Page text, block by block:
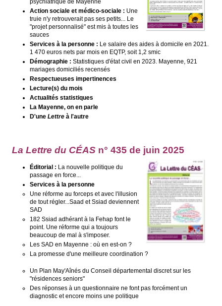
psychiatrique de Mayenne
Action sociale et médico-sociale : Une
truie n'y retrouverait pas ses petits... Le
"projet personnalisé" est mis à toutes les
sauces
Services à la personne : Le salaire des aides à domicile en 2021.
1 470 euros nets par mois en EQTP, soit 1,2 smic
Démographie : Statistiques d'état civil en 2023. Mayenne, 921
mariages domiciliés recensés
Respectueuses impertinences
Lecture(s) du mois
Actualités statistiques
La Mayenne, on en parle
D'une Lettreà l'autre
La Lettre du CÉAS n° 435 de juin 2025
Éditorial : La nouvelle politique du
passage en force...
Services à la personne
Une réforme au forceps et avec l'illusion
de tout régler...Saad et Ssiad deviennent
SAD
182 Ssiad adhérant à la Fehap font le
point. Une réforme qui a toujours
beaucoup de mal à s'imposer.
Les SAD en Mayenne : où en est-on ?
La promesse d'une meilleure coordination ?
Un Plan May'Aînés du Conseil départemental discret sur les
"résidences seniors"
Des réponses à un questionnaire ne font pas forcément un
diagnostic et encore moins une politique